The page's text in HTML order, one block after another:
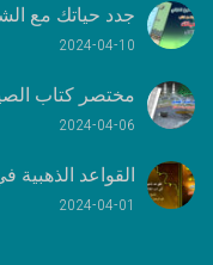
جدد حياتك مع
2024-04-10
مختصر كتاب
2024-04-06
القواعد
2024-04-01